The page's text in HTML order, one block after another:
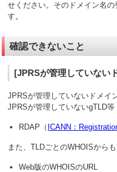
せください。そのドメイン名
す。
確認できないこと
[JPRSが管理していない
JPRSが管理していないドメイ
JPRSが管理していないgTLD
RDAP（ ICANN：
また、TLDごとのWHOISから
Web版のWHOISのURL